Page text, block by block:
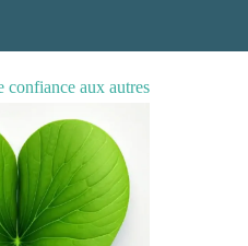
confiance aux autres